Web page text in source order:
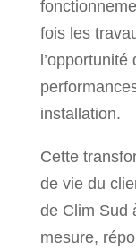
fois les
installation.
Cette
de vie du
de Clim Sud
mesure,